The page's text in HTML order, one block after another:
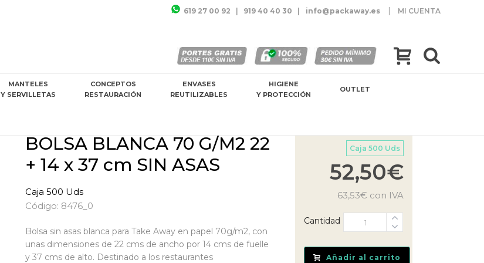
619 27 00 92 919 40 40 30 info@packaway.es | MI CUENTA
MANTELES
Y SERVILLETAS
CONCEPTOS
RESTAURACIÓN
ENVASES
REUTILIZABLES
HIGIENE
Y PROTECCIÓN
OUTLET
Caja 500 Uds
52,50€
63,53€ con IVA
Cantidad
Añadir al carrito
BOLSA BLANCA 70 G/M2 22
+ 14 x 37 cm SIN ASAS
Caja 500 Uds
Código: 8476_0
Bolsa sin asas blanca para Take Away en papel 70g/m2, con
unas dimensiones de 22 cms de ancho por 14 cms de fuelle
y 37 cms de alto. Destinado a los restaurantes